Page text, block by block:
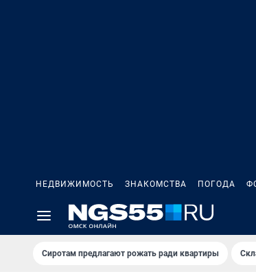
НЕДВИЖИМОСТЬ ЗНАКОМСТВА ПОГОДА
Сиротам предлагают рожать ради квартиры